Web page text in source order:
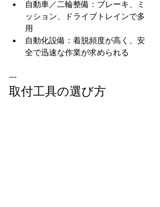
自動車／二輪整備：ブレーキ、ミ
ッション、ドライブトレインで多
用
自動化設備：着脱頻度が高く、安
全で迅速な作業が求められる
---
取付工具の選び方